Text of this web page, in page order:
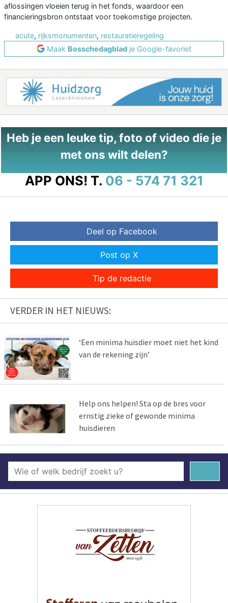
aflossingen vloeien terug in het fonds, waardoor een
financieringsbron ontstaat voor toekomstige projecten.
acute, rijksmonumenten, restauratieregeling
Maak Bosschedagblad je Google-favoriet
Heb je een leuke tip, foto of video die je
met ons wilt delen?
APP ONS! T. 06 - 574 71 321
Deel op Facebook
Post op X
Tip de redactie
VERDER IN HET NIEUWS:
‘Een minima huisdier moet niet het kind
van de rekening zijn’
Help ons helpen! Sta op de bres voor
ernstig zieke of gewonde minima
huisdieren